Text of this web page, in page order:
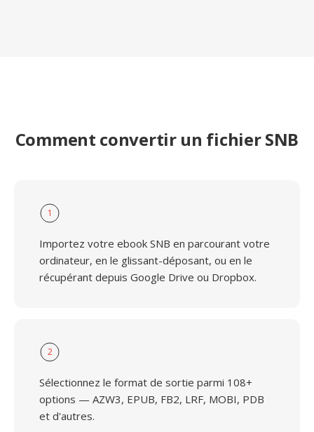
Comment convertir un fichier SNB
1
Importez votre ebook SNB en parcourant votre
ordinateur, en le glissant-déposant, ou en le
récupérant depuis Google Drive ou Dropbox.
2
Sélectionnez le format de sortie parmi 108+
options — AZW3, EPUB, FB2, LRF, MOBI, PDB
et d'autres.